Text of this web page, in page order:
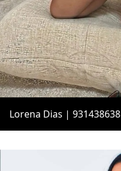
Lorena Dias | 931438638